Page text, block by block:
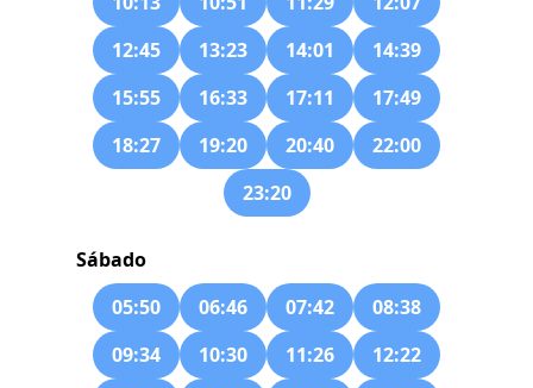
12:45
13:23 14:01
14:39
15:55
16:33 17:11
17:49
18:27
19:20 20:40
22:00
23:20
Sábado
05:50
06:46 07:42
08:38
09:34
10:30 11:26
12:22